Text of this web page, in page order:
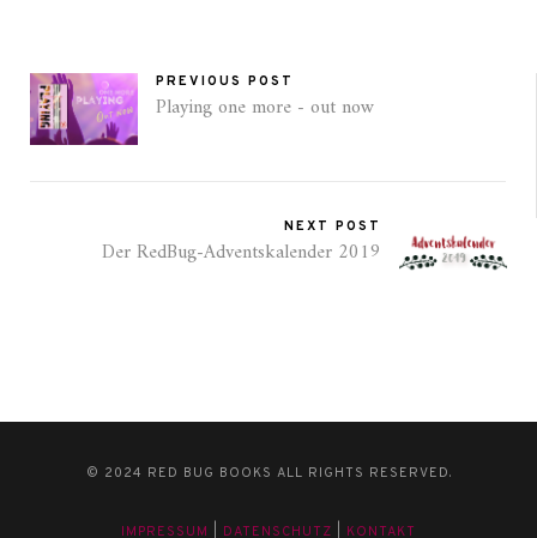
PREVIOUS POST
Playing one more - out now
NEXT POST
Der RedBug-Adventskalender 2019
© 2024 RED BUG BOOKS ALL RIGHTS RESERVED.
IMPRESSUM DATENSCHUTZ KONTAKT